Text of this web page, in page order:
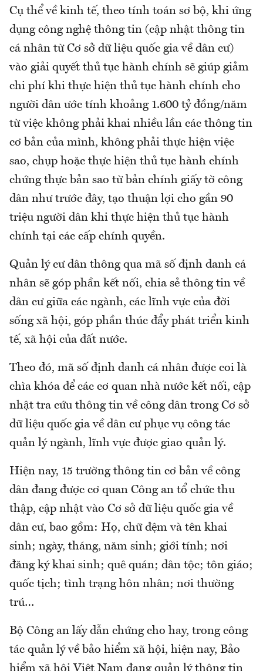
Cụ thể về kinh tế, theo tính toán sơ bộ, khi ứng
dụng công nghệ thông tin (cập nhật thông tin
cá nhân từ Cơ sở dữ liệu quốc gia về dân cư)
vào giải quyết thủ tục hành chính sẽ giúp giảm
chi phí khi thực hiện thủ tục hành chính cho
người dân ước tính khoảng 1.600 tỷ đồng/năm
từ việc không phải khai nhiều lần các thông tin
cơ bản của mình, không phải thực hiện việc
sao, chụp hoặc thực hiện thủ tục hành chính
chứng thực bản sao từ bản chính giấy tờ công
dân như trước đây, tạo thuận lợi cho gần 90
triệu người dân khi thực hiện thủ tục hành
chính tại các cấp chính quyền.
Quản lý cư dân thông qua mã số định danh cá
nhân sẽ góp phần kết nối, chia sẻ thông tin về
dân cư giữa các ngành, các lĩnh vực của đời
sống xã hội, góp phần thúc đẩy phát triển kinh
tế, xã hội của đất nước.
Theo đó, mã số định danh cá nhân được coi là
chìa khóa để các cơ quan nhà nước kết nối, cập
nhật tra cứu thông tin về công dân trong Cơ sở
dữ liệu quốc gia về dân cư phục vụ công tác
quản lý ngành, lĩnh vực được giao quản lý.
Hiện nay, 15 trường thông tin cơ bản về công
dân đang được cơ quan Công an tổ chức thu
thập, cập nhật vào Cơ sở dữ liệu quốc gia về
dân cư, bao gồm: Họ, chữ đệm và tên khai
sinh; ngày, tháng, năm sinh; giới tính; nơi
đăng ký khai sinh; quê quán; dân tộc; tôn giáo;
quốc tịch; tình trạng hôn nhân; nơi thường
trú…
Bộ Công an lấy dẫn chứng cho hay, trong công
tác quản lý về bảo hiểm xã hội, hiện nay, Bảo
hiểm xã hội Việt Nam đang quản lý thông tin